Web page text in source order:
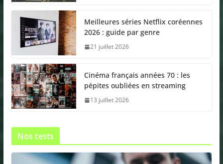
Meilleures séries Netflix coréennes
2026 : guide par genre
21 juillet 2026
Cinéma français années 70 : les
pépites oubliées en streaming
13 juillet 2026
Nos tests